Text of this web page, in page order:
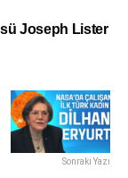
Joseph Lister
Sonraki Yazı